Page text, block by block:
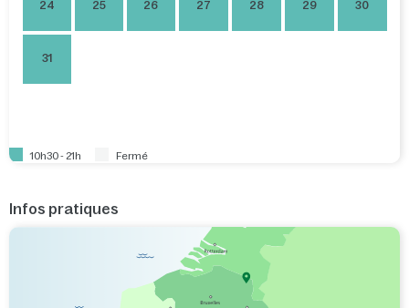
24 25 26 27 28 29 30
31
10h30 - 21h Fermé
Infos pratiques